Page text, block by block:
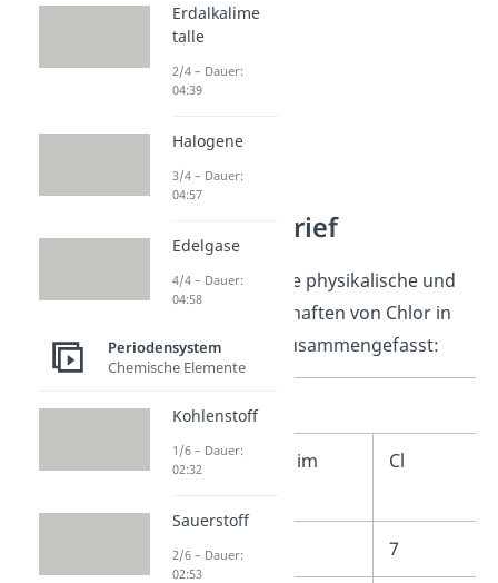
Chlor Steckbrief
Wir haben dir einige physikalische und
chemische Eigenschaften von Chlor in
einem Steckbrief zusammengefasst:
Chlor Steckbrief
Zeichen / Symbol im
Cl
Hauptgruppe 7
Erdalkalime
talle
2/4 – Dauer:
04:39
Halogene
3/4 – Dauer:
04:57
Edelgase
4/4 – Dauer:
04:58
Periodensystem
Chemische Elemente
Kohlenstoff
1/6 – Dauer:
02:32
Sauerstoff
2/6 – Dauer:
02:53